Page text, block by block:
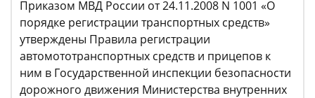
Приказом МВД России от 24.11.2008 N 1001 «О
порядке регистрации транспортных средств»
утверждены Правила регистрации
автомототранспортных средств и прицепов к
ним в Государственной инспекции безопасности
дорожного движения Министерства внутренних